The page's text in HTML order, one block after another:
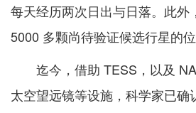
每天经历两次日出与日落。此外
5000 多颗尚待验证候选行星的位
迄今，借助 TESS，以及
太空望远镜等设施，科学家已确